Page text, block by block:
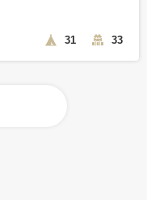
31 33